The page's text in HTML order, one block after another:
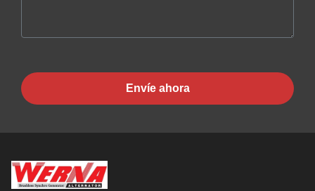
Envíe ahora